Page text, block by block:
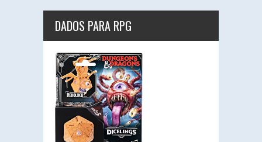
DADOS PARA RPG